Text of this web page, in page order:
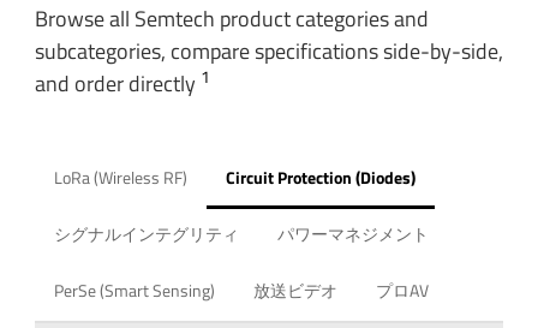
Browse all Semtech product categories and
subcategories, compare specifications side-by-side,
and order directly 1
LoRa (Wireless RF) Circuit Protection (Diodes)
シグナルインテグリティ パワーマネジメント
PerSe (Smart Sensing) 放送ビデオ プロAV